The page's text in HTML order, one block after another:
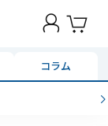
コラム